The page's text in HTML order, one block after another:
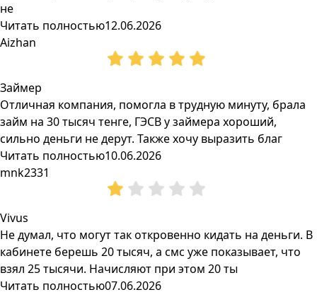
не
Читать полностью12.06.2026
Aizhan
Займер
Отличная компания, помогла в трудную минуту, брала
займ на 30 тысяч тенге, ГЭСВ у займера хороший,
сильно деньги не дерут. Также хочу выразить благ
Читать полностью10.06.2026
mnk2331
Vivus
Не думал, что могут так откровенно кидать на деньги. В
кабинете берешь 20 тысяч, а смс уже показывает, что
взял 25 тысячи. Начисляют при этом 20 ты
Читать полностью07.06.2026